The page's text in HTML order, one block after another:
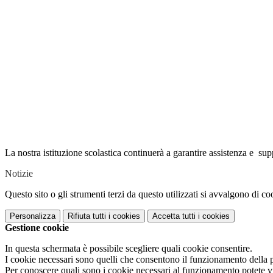
La nostra istituzione scolastica continuerà a garantire assistenza e
Notizie
Questo sito o gli strumenti terzi da questo utilizzati si avvalgono di
Personalizza Rifiuta tutti i cookies Accetta tutti i cookies
Gestione cookie
In questa schermata è possibile scegliere quali cookie consentire.
I cookie necessari sono quelli che consentono il funzionamento
Per conoscere quali sono i cookie necessari al funzionamento potete